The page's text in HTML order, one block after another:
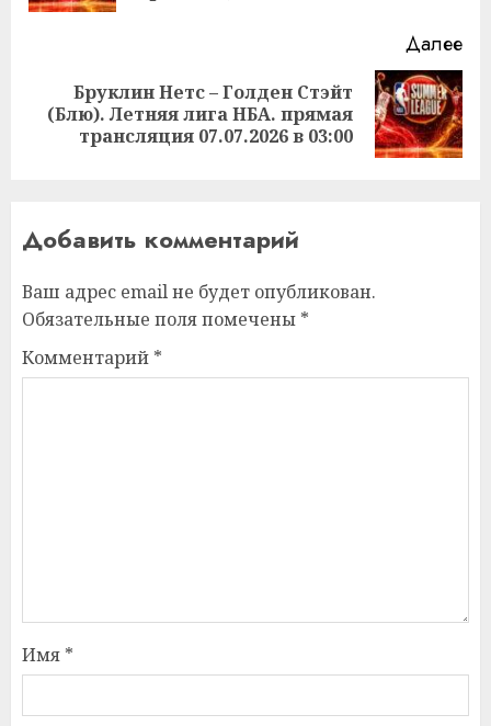
Далее
Следующая
запись:
Бруклин Нетс – Голден Стэйт
(Блю). Летняя лига НБА. прямая
трансляция 07.07.2026 в 03:00
Добавить комментарий
Ваш адрес email не будет опубликован.
Обязательные поля помечены *
Комментарий *
Имя *